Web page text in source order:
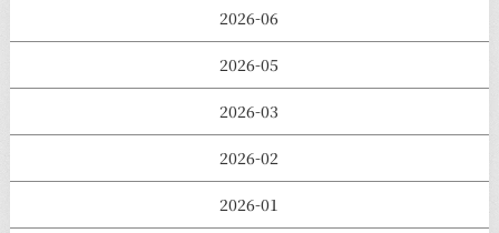
2026-06
2026-05
2026-03
2026-02
2026-01